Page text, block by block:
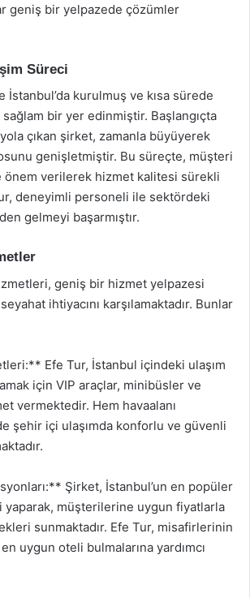
geniş bir yelpazede çözümler
Süreci
İstanbul’da kurulmuş ve kısa sürede
bir yer edinmiştir. Başlangıçta
çıkan şirket, zamanla büyüyerek
genişletmiştir. Bu süreçte, müşteri
verilerek hizmet kalitesi sürekli
deneyimli personeli ile sektördeki
gelmeyi başarmıştır.
geniş bir hizmet yelpazesi
ihtiyacını karşılamaktadır. Bunlar
Efe Tur, İstanbul içindeki ulaşım
için VIP araçlar, minibüsler ve
vermektedir. Hem havaalanı
şehir içi ulaşımda konforlu ve güvenli
Şirket, İstanbul’un en popüler
müşterilerine uygun fiyatlarla
sunmaktadır. Efe Tur, misafirlerinin
uygun oteli bulmalarına yardımcı